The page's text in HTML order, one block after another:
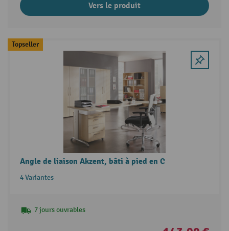
Vers le produit
Topseller
Angle de liaison Akzent, bâti à pied en C
4 Variantes
7 jours ouvrables